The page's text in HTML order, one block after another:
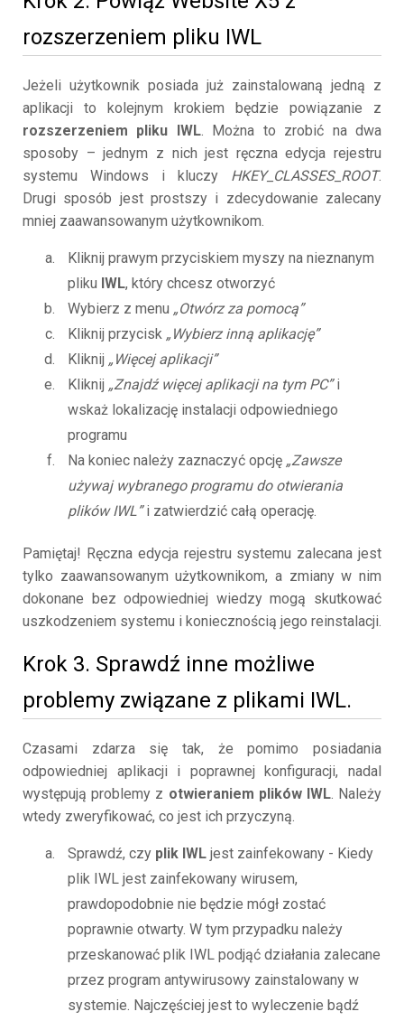
rozszerzeniem pliku IWL
Jeżeli użytkownik posiada już zainstalowaną jedną z
aplikacji to kolejnym krokiem będzie powiązanie z
rozszerzeniem pliku IWL. Można to zrobić na dwa
sposoby – jednym z nich jest ręczna edycja rejestru
systemu Windows i kluczy HKEY_CLASSES_ROOT.
Drugi sposób jest prostszy i zdecydowanie zalecany
mniej zaawansowanym użytkownikom.
Kliknij prawym przyciskiem myszy na nieznanym
pliku IWL, który chcesz otworzyć
Wybierz z menu „Otwórz za pomocą”
Kliknij przycisk „Wybierz inną aplikację”
Kliknij „Więcej aplikacji”
Kliknij „Znajdź więcej aplikacji na tym PC”i
wskaż lokalizację instalacji odpowiedniego
programu
Na koniec należy zaznaczyć opcję „Zawsze
używaj wybranego programu do otwierania
plików IWL”i zatwierdzić całą operację.
Pamiętaj! Ręczna edycja rejestru systemu zalecana jest
tylko zaawansowanym użytkownikom, a zmiany w nim
dokonane bez odpowiedniej wiedzy mogą skutkować
uszkodzeniem systemu i koniecznością jego reinstalacji.
Krok 3. Sprawdź inne możliwe
problemy związane z plikami IWL.
Czasami zdarza się tak, że pomimo posiadania
odpowiedniej aplikacji i poprawnej konfiguracji, nadal
występują problemy z otwieraniem plików IWL. Należy
wtedy zweryfikować, co jest ich przyczyną.
Sprawdź, czy plik IWL jest zainfekowany - Kiedy
plik IWL jest zainfekowany wirusem,
prawdopodobnie nie będzie mógł zostać
poprawnie otwarty. W tym przypadku należy
przeskanować plik IWL podjąć działania zalecane
przez program antywirusowy zainstalowany w
systemie. Najczęściej jest to wyleczenie bądź